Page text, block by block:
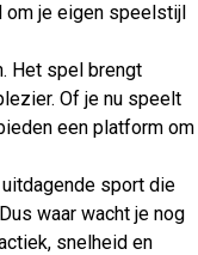
om je eigen speelstijl
Het spel brengt
Of je nu speelt
een platform om
sport die
waar wacht je nog
snelheid en